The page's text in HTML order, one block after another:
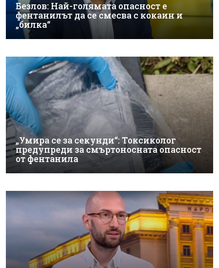
Безлов: Най-голямата опасност е
фентанилът да се смесва с кокаин и
„билка“
„Умира се за секунди“: Токсиколог
предупреди за смъртоносната опасност
от фентанила